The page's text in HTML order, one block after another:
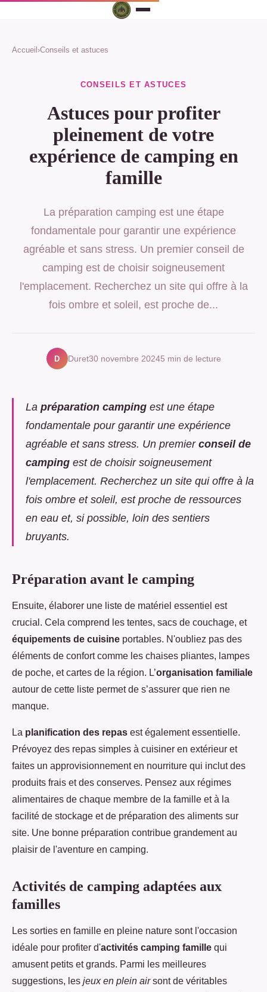
Accueil ›Conseils et astuces
CONSEILS ET ASTUCES
Astuces pour profiter
pleinement de votre
expérience de camping en
famille
La préparation camping est une étape
fondamentale pour garantir une expérience
agréable et sans stress. Un premier conseil de
camping est de choisir soigneusement
l'emplacement. Recherchez un site qui offre à la
fois ombre et soleil, est proche de...
D Duret30 novembre 20245 min de lecture
La préparation camping est une étape
fondamentale pour garantir une expérience
agréable et sans stress. Un premier conseil de
camping est de choisir soigneusement
l'emplacement. Recherchez un site qui offre à la
fois ombre et soleil, est proche de ressources
en eau et, si possible, loin des sentiers
bruyants.
Préparation avant le camping
Ensuite, élaborer une liste de matériel essentiel est
crucial. Cela comprend les tentes, sacs de couchage, et
équipements de cuisine portables. N'oubliez pas des
éléments de confort comme les chaises pliantes, lampes
de poche, et cartes de la région. L’organisation familiale
autour de cette liste permet de s’assurer que rien ne
manque.
La planification des repas est également essentielle.
Prévoyez des repas simples à cuisiner en extérieur et
faites un approvisionnement en nourriture qui inclut des
produits frais et des conserves. Pensez aux régimes
alimentaires de chaque membre de la famille et à la
facilité de stockage et de préparation des aliments sur
site. Une bonne préparation contribue grandement au
plaisir de l'aventure en camping.
Activités de camping adaptées aux
familles
Les sorties en famille en pleine nature sont l'occasion
idéale pour profiter d'activités camping famille qui
amusent petits et grands. Parmi les meilleures
suggestions, les jeux en plein airsont de véritables